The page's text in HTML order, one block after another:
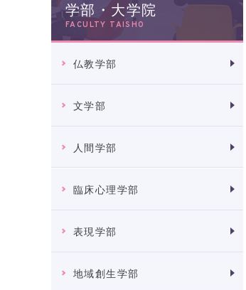
学部・大学院
FACULTY TAISHO
仏教学部
文学部
人間学部
臨床心理学部
表現学部
地域創生学部